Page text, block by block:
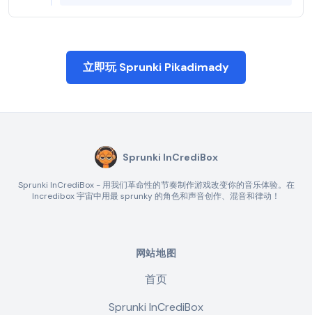
立即玩 Sprunki Pikadimady
Sprunki InCrediBox
Sprunki InCrediBox - 用我们革命性的节奏制作游戏改变你的音乐体验。在
Incredibox 宇宙中用最 sprunky 的角色和声音创作、混音和律动！
网站地图
首页
Sprunki InCrediBox